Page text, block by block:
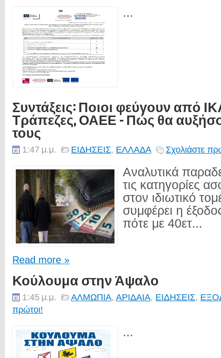
...
Συντάξεις: Ποιοι φεύγουν από
Τράπεζες, ΟΑΕΕ - Πώς θα
τους
1:47 μ.μ. ΕΙΔΗΣΕΙΣ, ΕΛΛΑΔΑ Σχολιάστε
Αναλυτικά
τις κατηγορίες
στον ιδιωτικό
συμφέρει η
πότε με 40ετ...
Read more »
Κούλουμα στην Άψαλο
1:45 μ.μ. ΑΛΜΩΠΙΑ, ΑΡΙΔΑΙΑ, ΕΙΔΗΣΕΙΣ,
πρώτοι!
...